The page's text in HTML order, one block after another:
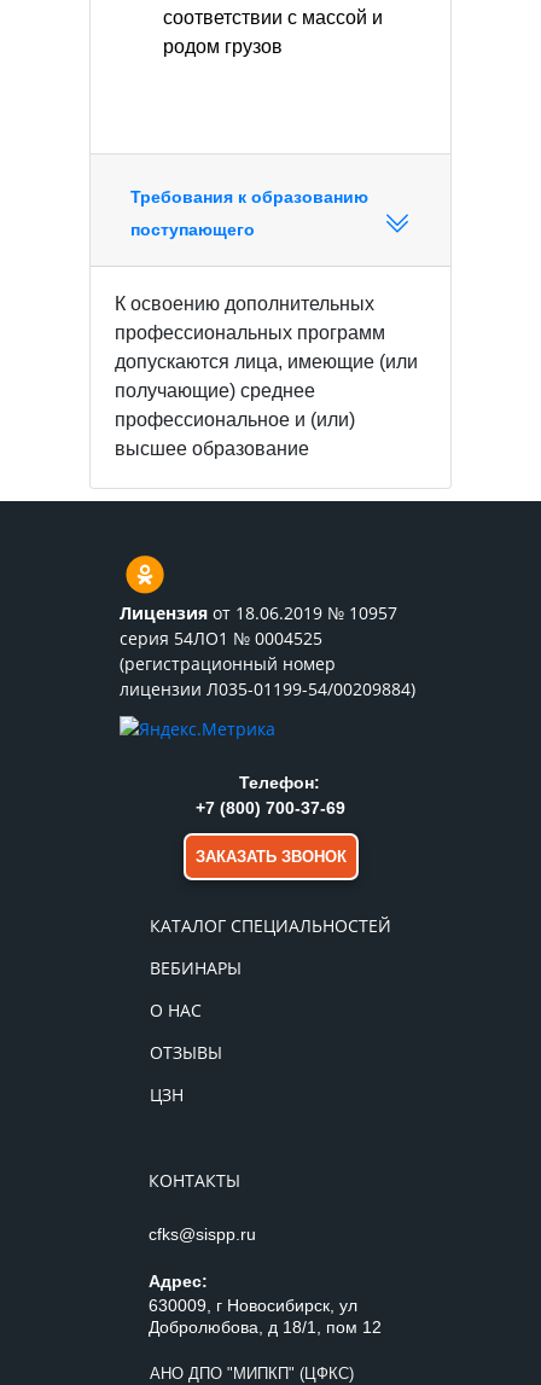
соответствии с массой и
родом грузов
Требования к образованию
поступающего
К освоению дополнительных
профессиональных программ
допускаются лица, имеющие (или
получающие) среднее
профессиональное и (или)
высшее образование
Лицензия от 18.06.2019 № 10957
серия 54ЛО1 № 0004525
(регистрационный номер
лицензии Л035-01199-54/00209884)
КАТАЛОГ СПЕЦИАЛЬНОСТЕЙ
ВЕБИНАРЫ
О НАС
ОТЗЫВЫ
ЦЗН
КОНТАКТЫ
cfks@sispp.ru
Адрес:
630009, г Новосибирск, ул
Добролюбова, д 18/1, пом 12
АНО ДПО "МИПКП" (ЦФКС)
Телефон:
+7 (800) 700-37-69
ЗАКАЗАТЬ ЗВОНОК